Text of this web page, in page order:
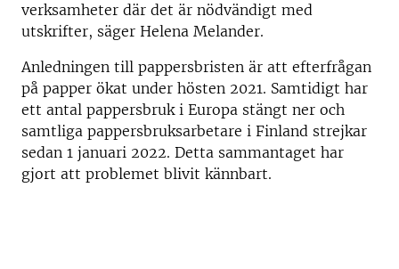
verksamheter där det är nödvändigt med
utskrifter, säger Helena Melander.
Anledningen till pappersbristen är att efterfrågan
på papper ökat under hösten 2021. Samtidigt har
ett antal pappersbruk i Europa stängt ner och
samtliga pappersbruksarbetare i Finland strejkar
sedan 1 januari 2022. Detta sammantaget har
gjort att problemet blivit kännbart.